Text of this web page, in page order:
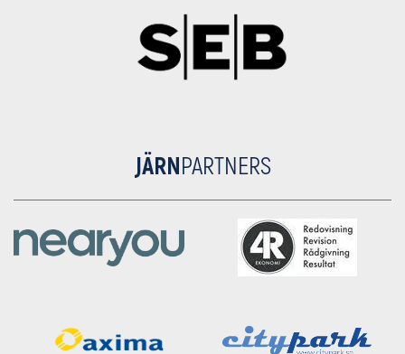
JÄRNPARTNERS